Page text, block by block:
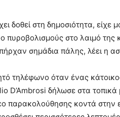
δοθεί στη δημοσιότητα,
πυροβολισμούς στο λαιμό
σημάδια πάλης, λέει η
τηλέφωνο όταν ένας
D’Ambrosi δήλωσε στα
παρακολούθησης κοντά